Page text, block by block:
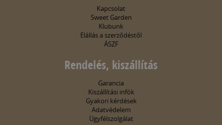
Kapcsolat
Sweet Garden
Klubunk
Elállás a szerződéstől
ÁSZF
Rendelés, kiszállítás
Garancia
Kiszállítási infók
Gyakori kérdések
Adatvédelem
Ügyfélszolgálat